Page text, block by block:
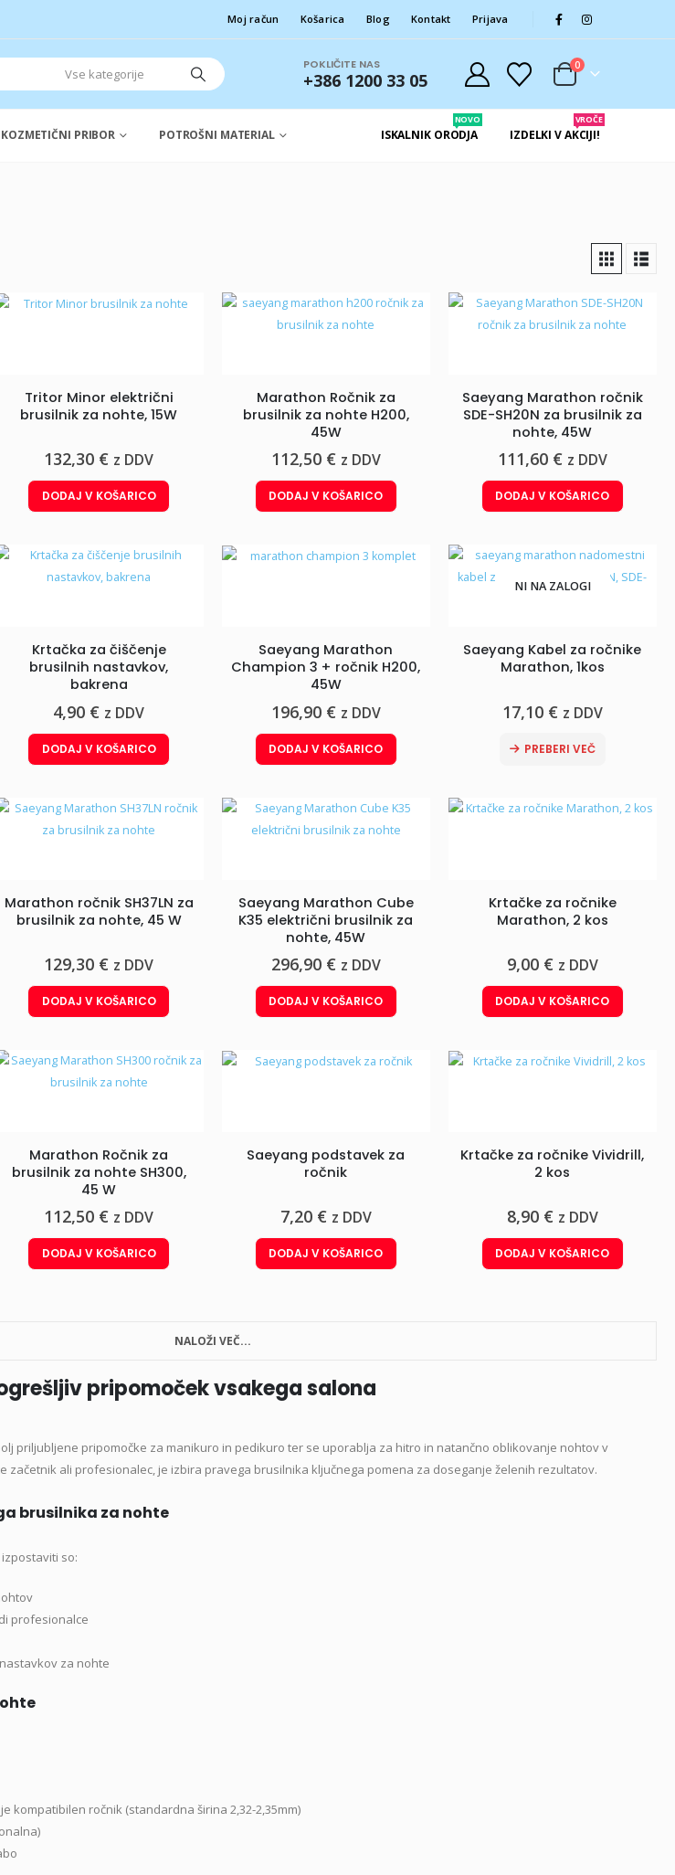
Moj račun Košarica Blog Kontakt Prijava
POKLIČITE NAS
+386 1200 33 05
0
KOZMETIČNI PRIBOR POTROŠNI MATERIAL ISKALNIK ORODJA
NOVO
IZDELKI V AKCIJI!
VROČE
Tritor Minor električni
brusilnik za nohte, 15W
132,30 € z DDV
DODAJ V KOŠARICO
Marathon Ročnik za
brusilnik za nohte H200,
45W
112,50 € z DDV
DODAJ V KOŠARICO
Saeyang Marathon ročnik
SDE-SH20N za brusilnik za
nohte, 45W
111,60 € z DDV
DODAJ V KOŠARICO
Krtačka za čiščenje
brusilnih nastavkov,
bakrena
4,90 € z DDV
DODAJ V KOŠARICO
Saeyang Marathon
Champion 3 + ročnik H200,
45W
196,90 € z DDV
DODAJ V KOŠARICO
NI NA ZALOGI
Saeyang Kabel za ročnike
Marathon, 1kos
17,10 € z DDV
PREBERI VEČ
Marathon ročnik SH37LN za
brusilnik za nohte, 45 W
129,30 € z DDV
DODAJ V KOŠARICO
Saeyang Marathon Cube
K35 električni brusilnik za
nohte, 45W
296,90 € z DDV
DODAJ V KOŠARICO
Krtačke za ročnike
Marathon, 2 kos
9,00 € z DDV
DODAJ V KOŠARICO
Marathon Ročnik za
brusilnik za nohte SH300,
45 W
112,50 € z DDV
DODAJ V KOŠARICO
Saeyang podstavek za
ročnik
7,20 € z DDV
DODAJ V KOŠARICO
Krtačke za ročnike Vividrill,
2 kos
8,90 € z DDV
DODAJ V KOŠARICO
NALOŽI VEČ...
pripomoček vsakega salona
priljubljene pripomočke za manikuro in pedikuro ter se uporablja za hitro in natančno oblikovanje nohtov v
začetnik ali profesionalec, je izbira pravega brusilnika ključnega pomena za doseganje želenih rezultatov.
brusilnika za nohte
so:
profesionalce
za nohte
kompatibilen ročnik (standardna širina 2,32-2,35mm)